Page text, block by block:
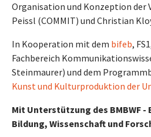
Organisation und Konzeption der
Peissl (COMMIT) und Christian
In Kooperation mit dem bifeb,
Fachbereich
Steinmaurer) und dem
Kunst und Kulturproduktion der
Mit Unterstützung des BMBWF
Bildung, Wissenschaft und